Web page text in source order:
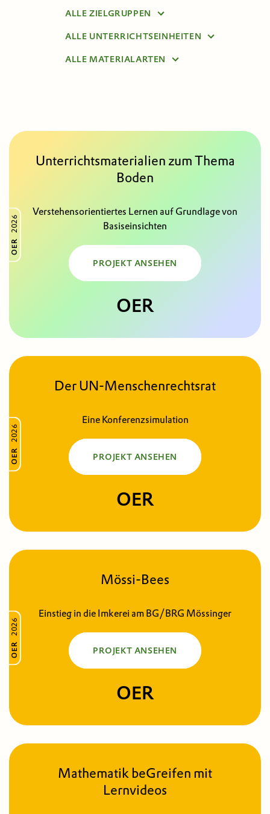
ALLE THEMEN
GESELLSCHAFT
NACHHALTIGKEIT
MATHEMATIK
UNTERNEHMERTUM
ALLE ZIELGRUPPEN
VOLKSSCHULE
PÄDAGOG:INNEN
STUDIERENDE
ERWACHSENE
KINDERGARTEN
ALLE UNTERRICHTSEINHEITEN
> 2 UE
ALLE MATERIALARTEN
LERNPAKET
SONSTIGES
OER
2026
Unterrichts­materialien zum Thema
Boden
Verstehensorientiertes Lernen auf Grundlage von
Basiseinsichten
PROJEKT ANSEHEN
OER
OER
2026
Der UN-Menschen­rechts­rat
Eine Konferenzsimulation
PROJEKT ANSEHEN
OER
OER
2026
Mössi-Bees
Einstieg in die Imkerei am BG/BRG Mössinger
PROJEKT ANSEHEN
OER
Mathematik beGreifen mit
Lernvideos